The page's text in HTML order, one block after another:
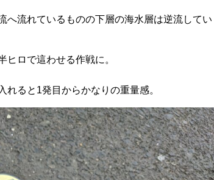
へ流れているものの下層の海水層は逆流してい
ヒロで這わせる作戦に。
ると1発目からかなりの重量感。